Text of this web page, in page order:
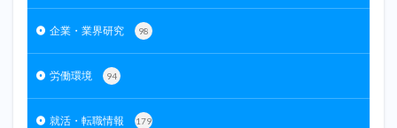
企業・業界研究 98
労働環境 94
就活・転職情報 179